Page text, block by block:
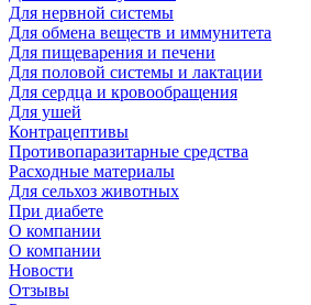
Для нервной системы
Для обмена веществ и иммунитета
Для пищеварения и печени
Для половой системы и лактации
Для сердца и кровообращения
Для ушей
Контрацептивы
Противопаразитарные средства
Расходные материалы
Для сельхоз животных
При диабете
О компании
О компании
Новости
Отзывы